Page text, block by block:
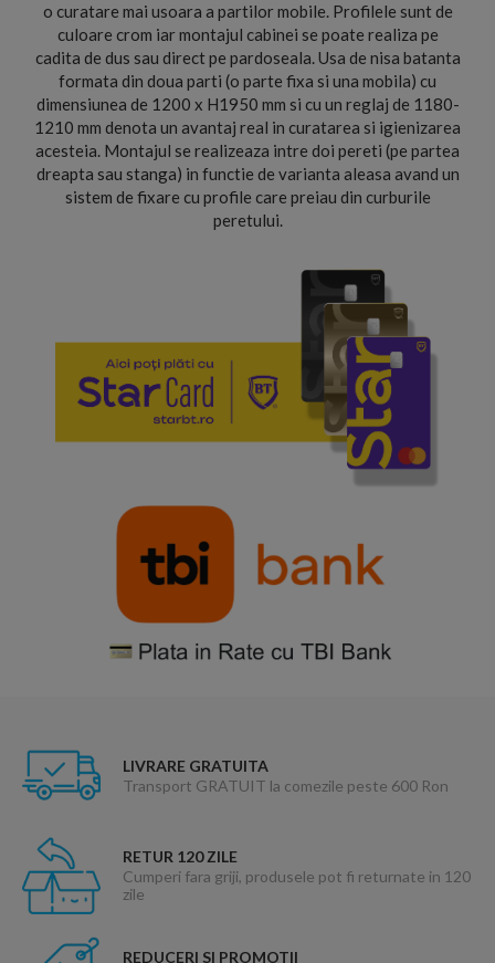
o curatare mai usoara a partilor mobile. Profilele sunt de
culoare crom iar montajul cabinei se poate realiza pe
cadita de dus sau direct pe pardoseala. Usa de nisa batanta
formata din doua parti (o parte fixa si una mobila) cu
dimensiunea de 1200 x H1950 mm si cu un reglaj de 1180-
1210 mm denota un avantaj real in curatarea si igienizarea
acesteia. Montajul se realizeaza intre doi pereti (pe partea
dreapta sau stanga) in functie de varianta aleasa avand un
sistem de fixare cu profile care preiau din curburile
peretului.
LIVRARE GRATUITA
Transport GRATUIT la comezile peste 600 Ron
RETUR 120 ZILE
Cumperi fara griji, produsele pot fi returnate in 120
zile
REDUCERI SI PROMOTII